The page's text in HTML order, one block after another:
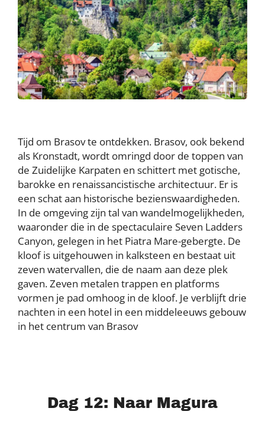
Tijd om Brasov te ontdekken. Brasov, ook bekend
als Kronstadt, wordt omringd door de toppen van
de Zuidelijke Karpaten en schittert met gotische,
barokke en renaissancistische architectuur. Er is
een schat aan historische bezienswaardigheden.
In de omgeving zijn tal van wandelmogelijkheden,
waaronder die in de spectaculaire Seven Ladders
Canyon, gelegen in het Piatra Mare-gebergte. De
kloof is uitgehouwen in kalksteen en bestaat uit
zeven watervallen, die de naam aan deze plek
gaven. Zeven metalen trappen en platforms
vormen je pad omhoog in de kloof. Je verblijft drie
nachten in een hotel in een middeleeuws gebouw
in het centrum van Brasov
Dag 12: Naar Magura